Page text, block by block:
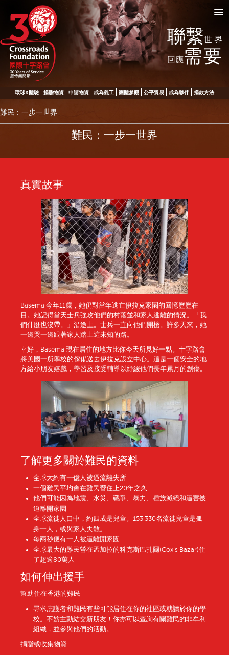
聯繫世界
回應需要
環球X體驗 捐贈物資 申請物資 成為義工 團體參觀 公平貿易 成為夥伴 捐款方法
難民：一步一世界
難民：一步一世界
真實故事
Basema 今年11歲，她仍對當年逃亡伊拉克家園的回憶歷歷在
目。她記得當天士兵強攻他們的村落並和家人逃離的情況。「我
們什麼也沒帶。」沿途上。士兵一直向他們開槍。許多天來，她
一邊哭一邊跟著家人踏上這未知的路。
幸好，Basema 現在居住的地方比你今天所見好一點。十字路會
將美國一所學校的傢俬送去伊拉克設立中心。這是一個安全的地
方給小朋友嬉戲，學習及接受輔導以紓緩他們長年累月的創傷。
了解更多關於難民的資料
全球大約有一億人被逼流離失所
一個難民平均會在難民營住上20年之久
他們可能因為地震、水災、戰爭、暴力、種族滅絕和逼害被
迫離開家園
全球流徙人口中，約四成是兒童。153,330名流徙兒童是孤
身一人，或與家人失散。
每兩秒便有一人被逼離開家園
全球最大的難民營在孟加拉的科克斯巴扎爾(Cox’s Bazar)住
了超逾80萬人
如何伸出援手
幫助住在香港的難民
尋求庇護者和難民有些可能居住在你的社區或就讀於你的學
校。不妨主動結交新朋友！你亦可以查詢有關難民的非牟利
組織，並參與他們的活動。
捐贈或收集物資